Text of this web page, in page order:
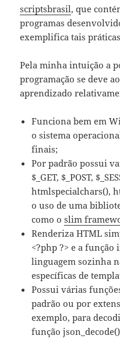
scriptsbrasil, que
programas
exemplifica tais
Pela minha intuição a
programação se deve
aprendizado
Funciona bem em
o sistema
finais;
Por padrão possui
$_GET, $_POST,
htmlspecialchars(),
o uso de uma
como oslim
Renderiza HTML
<?php ?> e a função
linguagem sozinha
específicas de
Possui várias
padrão ou por
exemplo, para
função